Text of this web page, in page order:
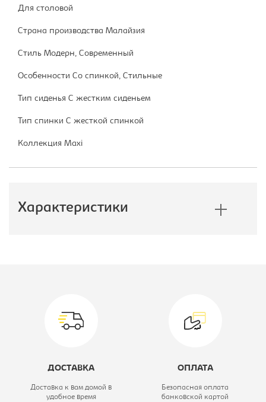
Для столовой
Страна производства Малайзия
Стиль Модерн, Современный
Особенности Со спинкой, Стильные
Тип сиденья С жестким сиденьем
Тип спинки С жесткой спинкой
Коллекция Maxi
Характеристики
бук
ДОСТАВКА
Доставка к вам домой в
удобное время
ОПЛАТА
Безопасная оплата
банковской картой